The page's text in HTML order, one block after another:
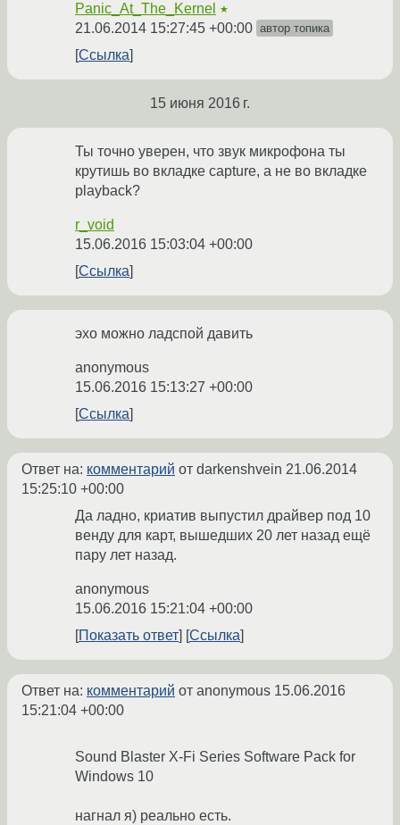
Panic_At_The_Kernel ★
21.06.2014 15:27:45 +00:00 автор топика
Ссылка
15 июня 2016 г.
Ты точно уверен, что звук микрофона ты
крутишь во вкладке capture, а не во вкладке
playback?
r_void
15.06.2016 15:03:04 +00:00
Ссылка
эхо можно ладспой давить
anonymous
15.06.2016 15:13:27 +00:00
Ссылка
Ответ на: комментарий от darkenshvein 21.06.2014
15:25:10 +00:00
Да ладно, криатив выпустил драйвер под 10
венду для карт, вышедших 20 лет назад ещё
пару лет назад.
anonymous
15.06.2016 15:21:04 +00:00
Показать ответ
Ссылка
Ответ на: комментарий от anonymous 15.06.2016
15:21:04 +00:00
Sound Blaster X-Fi Series Software Pack for
Windows 10
нагнал я) реально есть.